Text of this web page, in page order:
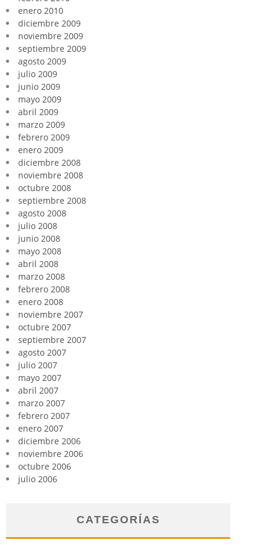
enero 2010
diciembre 2009
noviembre 2009
septiembre 2009
agosto 2009
julio 2009
junio 2009
mayo 2009
abril 2009
marzo 2009
febrero 2009
enero 2009
diciembre 2008
noviembre 2008
octubre 2008
septiembre 2008
agosto 2008
julio 2008
junio 2008
mayo 2008
abril 2008
marzo 2008
febrero 2008
enero 2008
noviembre 2007
octubre 2007
septiembre 2007
agosto 2007
julio 2007
mayo 2007
abril 2007
marzo 2007
febrero 2007
enero 2007
diciembre 2006
noviembre 2006
octubre 2006
julio 2006
CATEGORÍAS